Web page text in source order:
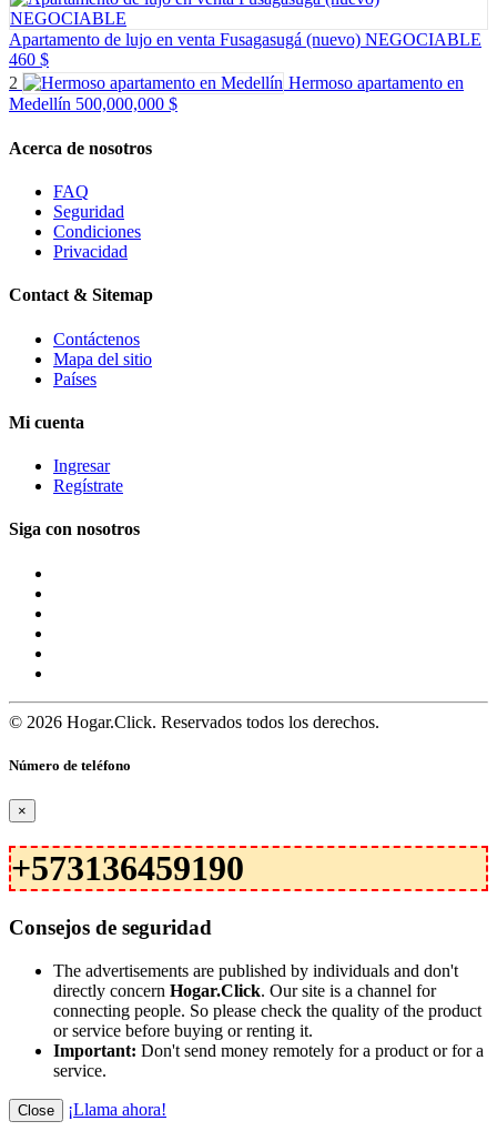
Apartamento de lujo en venta Fusagasugá (nuevo) NEGOCIABLE
460 $
2
Hermoso apartamento en
Medellín 500,000,000 $
Acerca de nosotros
FAQ
Seguridad
Condiciones
Privacidad
Contact & Sitemap
Contáctenos
Mapa del sitio
Países
Mi cuenta
Ingresar
Regístrate
Siga con nosotros
© 2026 Hogar.Click. Reservados todos los derechos.
Número de teléfono
×
+573136459190
Consejos de seguridad
The advertisements are published by individuals and don't
directly concern Hogar.Click. Our site is a channel for
connecting people. So please check the quality of the product
or service before buying or renting it.
Important: Don't send money remotely for a product or for a
service.
Close ¡Llama ahora!